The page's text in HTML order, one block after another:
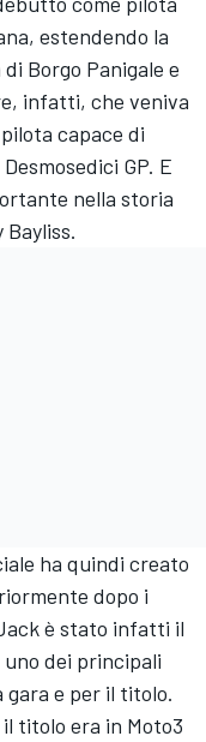
estendendo la
Borgo Panigale e
infatti, che veniva
capace di
GP. E
nella storia
ha quindi creato
dopo i
è stato infatti il
dei principali
e per il titolo.
titolo era in Moto3